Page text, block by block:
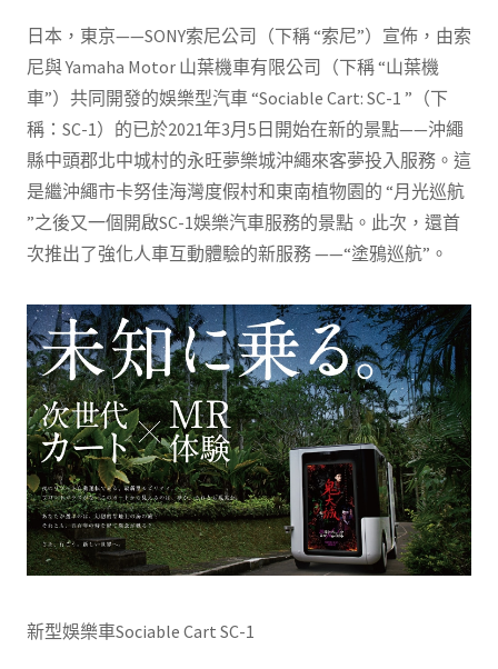
日本，東京——SONY索尼公司（下稱 “索尼”）宣佈，由索
尼與 Yamaha Motor 山葉機車有限公司（下稱 “山葉機
車”）共同開發的娛樂型汽車 “Sociable Cart: SC-1 ”（下
稱：SC-1）的已於2021年3月5日開始在新的景點——沖繩
縣中頭郡北中城村的永旺夢樂城沖繩來客夢投入服務。這
是繼沖繩市卡努佳海灣度假村和東南植物園的 “月光巡航
”之後又一個開啟SC-1娛樂汽車服務的景點。此次，還首
次推出了強化人車互動體驗的新服務 ——“塗鴉巡航”。
新型娛樂車Sociable Cart SC-1